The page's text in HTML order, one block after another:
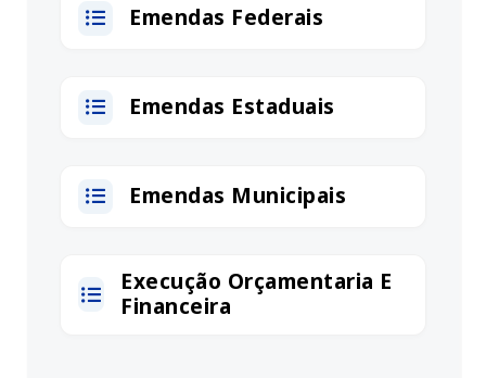
Emendas Federais
Emendas Estaduais
Emendas Municipais
Execução Orçamentaria E
Financeira